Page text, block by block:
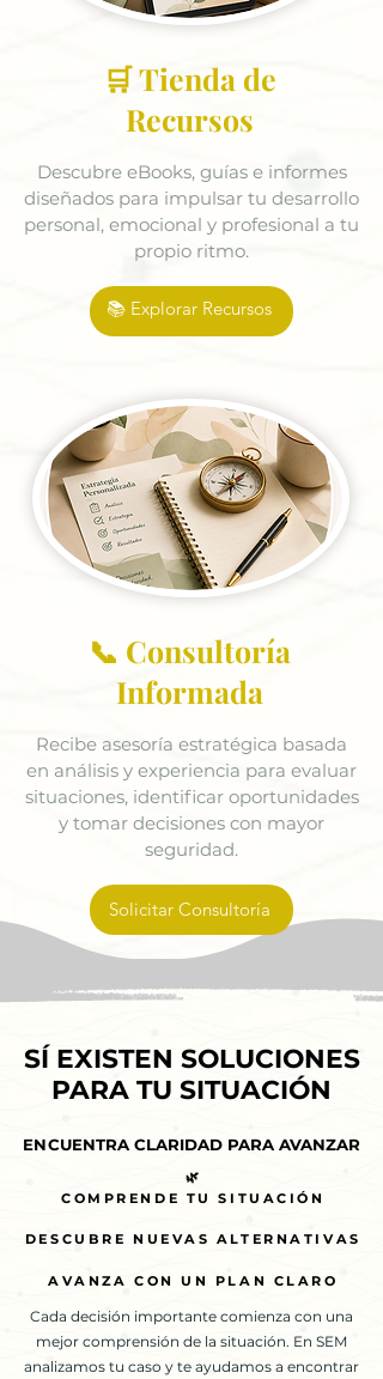
🛒 Tienda de
Recursos
Descubre eBooks, guías e informes
diseñados para impulsar tu desarrollo
personal, emocional y profesional a tu
propio ritmo.
📚 Explorar Recursos
📞 Consultoría
Informada
Recibe asesoría estratégica basada
en análisis y experiencia para evaluar
situaciones, identificar oportunidades
y tomar decisiones con mayor
seguridad.
Solicitar Consultoría
SÍ EXISTEN SOLUCIONES
PARA TU SITUACIÓN
SÍ EXISTEN SOLUCIONES
PARA TU SITUACIÓN
ENCUENTRA CLARIDAD PARA AVANZAR
ENCUENTRA CLARIDAD PARA AVANZAR
🌿
COMPRENDE TU SITUACIÓN
DESCUBRE NUEVAS ALTERNATIVAS
AVANZA CON UN PLAN CLARO
🌿
COMPRENDE TU SITUACIÓN
DESCUBRE NUEVAS ALTERNATIVAS
AVANZA CON UN PLAN CLARO
Cada decisión importante comienza con una
mejor comprensión de la situación. En SEM
analizamos tu caso y te ayudamos a encontrar